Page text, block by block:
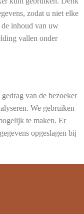
zodat u niet elke
inhoud van uw
vallen onder
van de bezoeker
We gebruiken
te maken. Er
opgeslagen bij